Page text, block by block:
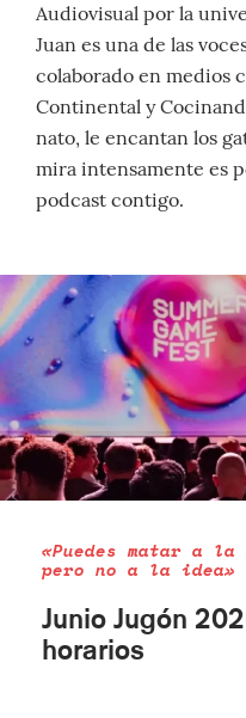
Audiovisual por la
Juan es una de las
colaborado en medios
Continental y
nato, le encantan los
mira intensamente es
podcast contigo.
«Puedes matar a
pero no a la idea»
Junio Jugón
horarios